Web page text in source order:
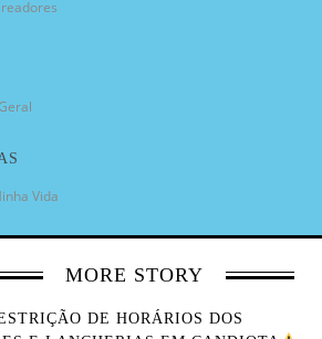
MORE STORY
DE HORÁRIOS DOS
Vida